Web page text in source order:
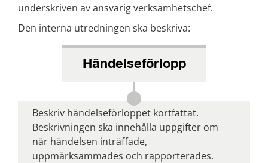
underskriven av ansvarig verksamhetschef.
Den interna utredningen ska beskriva:
Händelseförlopp
Beskriv händelseförloppet kortfattat.
Beskrivningen ska innehålla uppgifter om
när händelsen inträffade,
uppmärksammades och rapporterades.